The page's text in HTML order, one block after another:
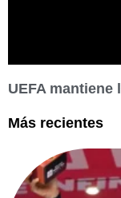
UEFA mantiene
Más recientes